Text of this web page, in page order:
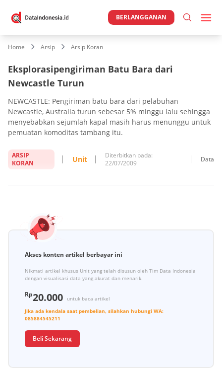
BERLANGGANAN
Home Arsip Arsip Koran
Eksplorasipengiriman Batu Bara dari
Newcastle Turun
NEWCASTLE: Pengiriman batu bara dari pelabuhan
Newcastle, Australia turun sebesar 5% minggu lalu sehingga
menyebabkan sejumlah kapal masih harus menunggu untuk
pemuatan komoditas tambang itu.
ARSIP
KORAN
Unit
Diterbitkan pada:
22/07/2009
Data
Akses konten artikel berbayar ini
Nikmati artikel khusus Unit yang telah disusun oleh Tim Data Indonesia
dengan visualisasi data yang akurat dan menarik.
Rp20.000
untuk baca artikel
Jika ada kendala saat pembelian, silahkan hubungi WA:
085884545211
Beli Sekarang